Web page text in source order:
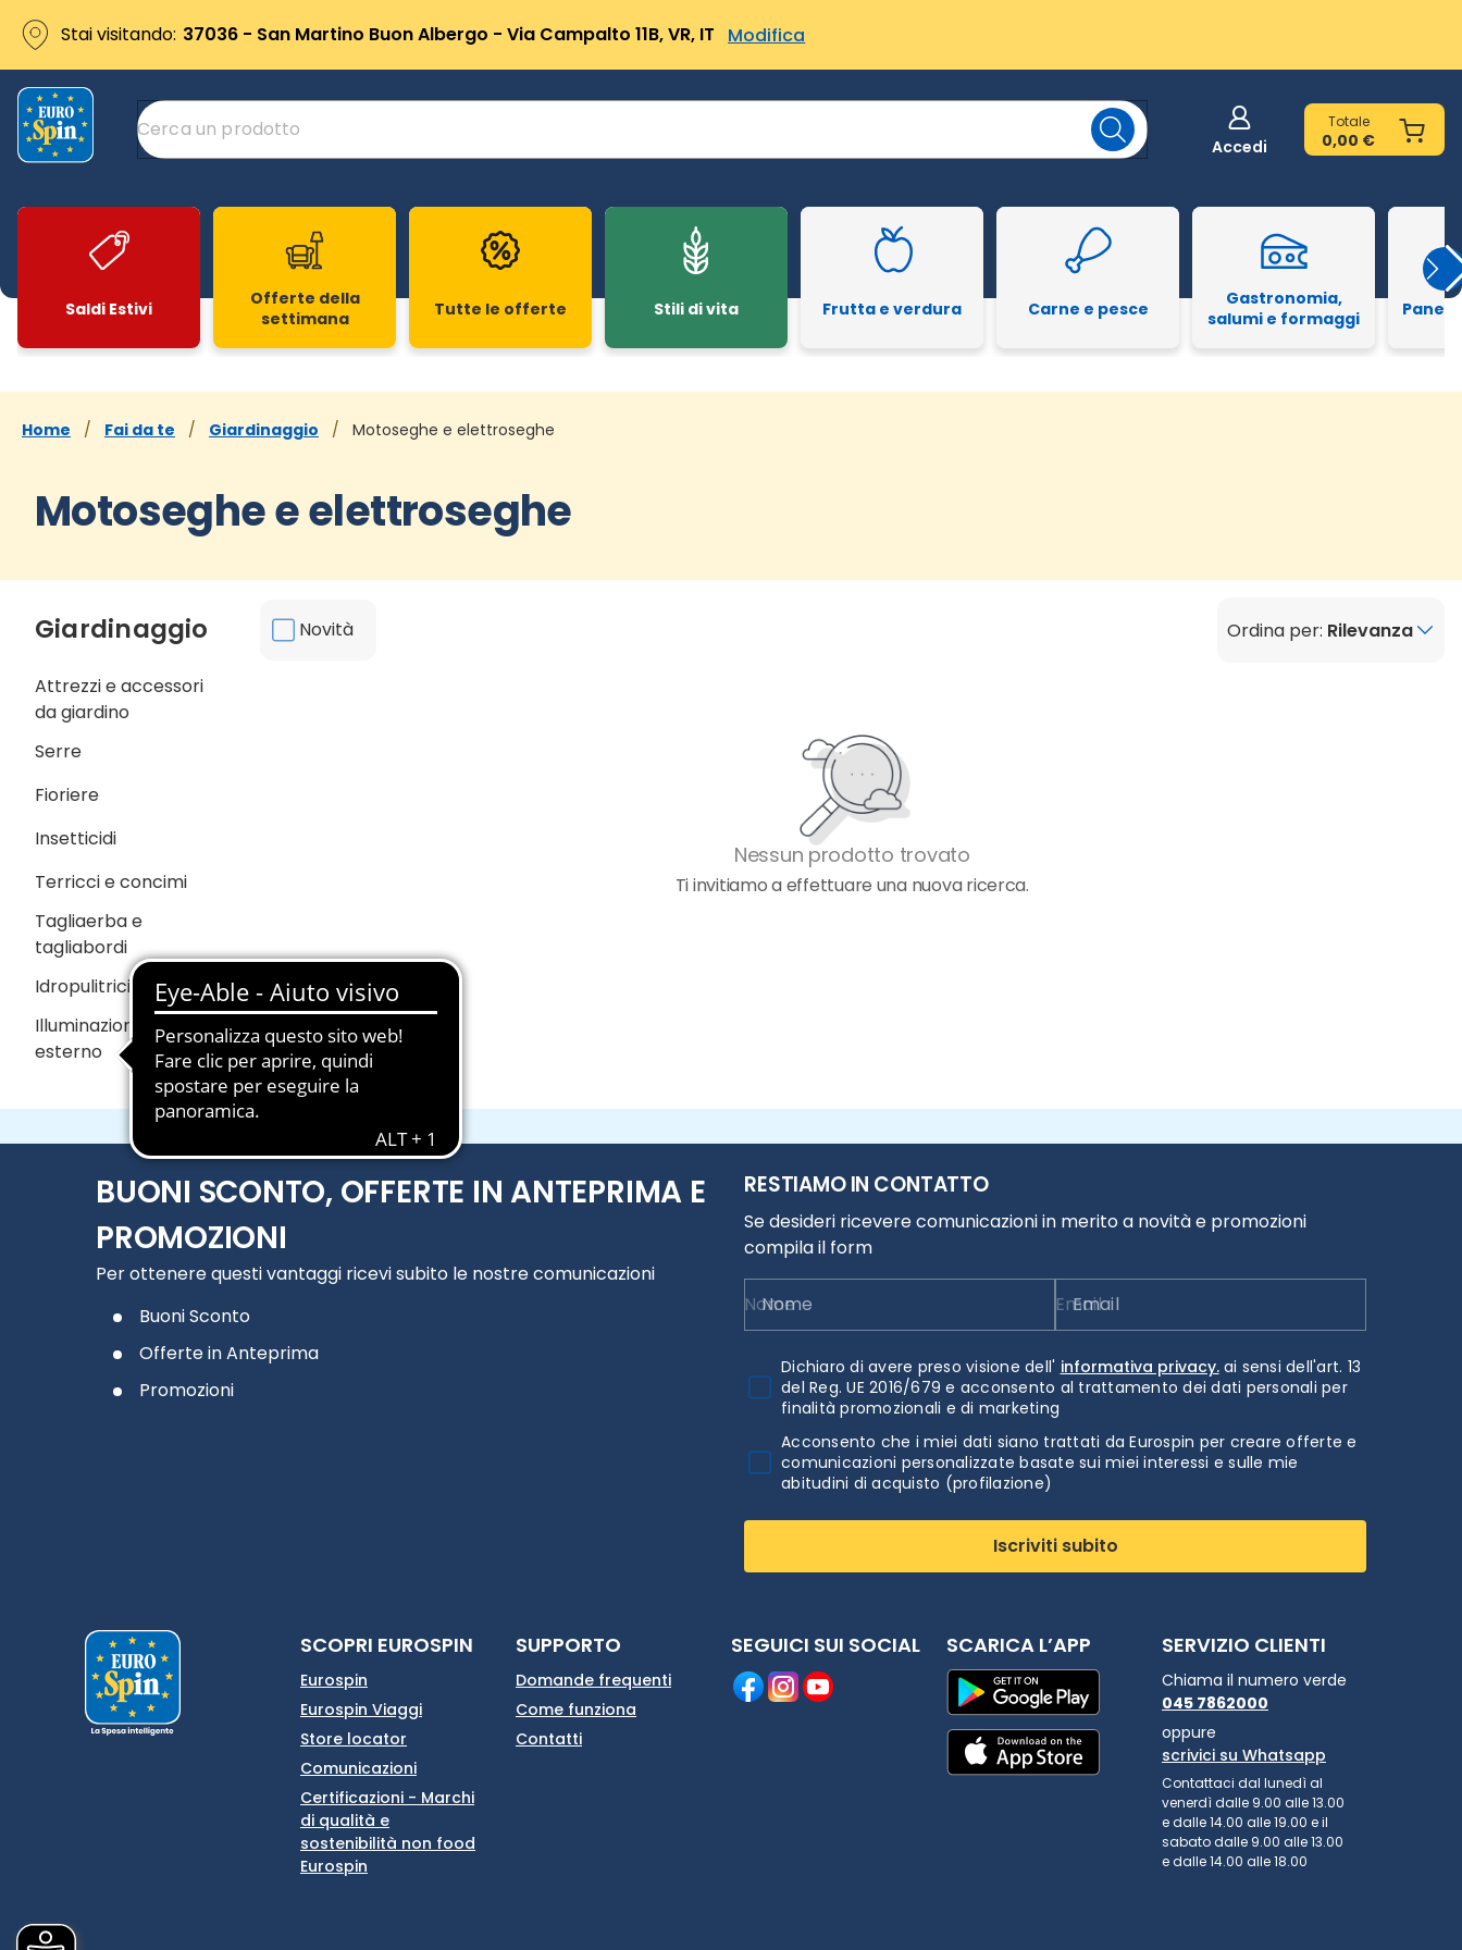
Stai visitando: 37036 - San Martino Buon Albergo - Via Campalto 11B, VR, IT Modifica
Accedi
Totale
0,00 €
Saldi Estivi
Offerte della
settimana
Tutte le offerte Stili di vita Frutta e verdura Carne e pesce
Gastronomia,
salumi e formaggi
Pane
Home / Fai da te / Giardinaggio / Motoseghe e elettroseghe
Motoseghe e elettroseghe
Giardinaggio
Attrezzi e accessori
da giardino
Serre
Fioriere
Insetticidi
Terricci e concimi
Tagliaerba e
tagliabordi
Idropulitrici
Illuminazione da
esterno
Novità Ordina per: Rilevanza
Nessun prodotto trovato
Ti invitiamo a effettuare una nuova ricerca.
BUONI SCONTO, OFFERTE IN ANTEPRIMA E
PROMOZIONI
Per ottenere questi vantaggi ricevi subito le nostre comunicazioni
Buoni Sconto
Offerte in Anteprima
Promozioni
RESTIAMO IN CONTATTO
Se desideri ricevere comunicazioni in merito a novità e promozioni
compila il form
Nome Email
Dichiaro di avere preso visione dell' informativa privacy.ai sensi dell'art. 13
del Reg. UE 2016/679 e acconsento al trattamento dei dati personali per
finalità promozionali e di marketing
Acconsento che i miei dati siano trattati da Eurospin per creare offerte e
comunicazioni personalizzate basate sui miei interessi e sulle mie
abitudini di acquisto (profilazione)
Iscriviti subito
SCOPRI EUROSPIN
Eurospin
Eurospin Viaggi
Store locator
Comunicazioni
Certificazioni - Marchi
di qualità e
sostenibilità non food
Eurospin
SUPPORTO
Domande frequenti
Come funziona
Contatti
SEGUICI SUI SOCIAL SCARICA L’APP SERVIZIO CLIENTI
Chiama il numero verde
045 7862000
oppure
scrivici su Whatsapp
Contattaci dal lunedì al
venerdì dalle 9.00 alle 13.00
e dalle 14.00 alle 19.00 e il
sabato dalle 9.00 alle 13.00
e dalle 14.00 alle 18.00